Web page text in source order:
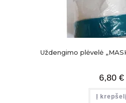
Uždengimo plėvelė
6,80 €
Į krepšelį